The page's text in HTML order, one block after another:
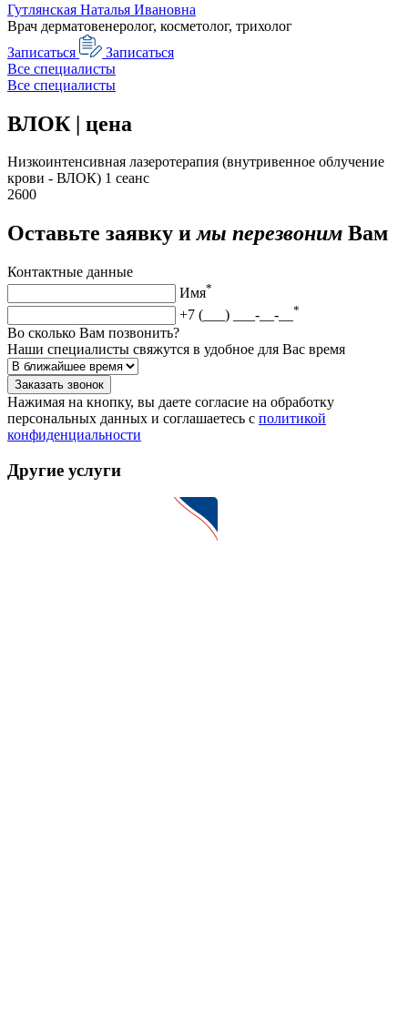
Гутлянская Наталья Ивановна
Врач дерматовенеролог, косметолог, трихолог
Записаться
Записаться
Все специалисты
Все специалисты
ВЛОК | цена
Низкоинтенсивная лазеротерапия (внутривенное облучение
крови - ВЛОК) 1 сеанс
2600
Оставьте заявку имы перезвоним Вам
Контактные данные
Имя*
+7 (___) ___-__-__ *
Во сколько Вам позвонить?
Наши специалисты свяжутся в удобное для Вас время
Заказать звонок
Нажимая на кнопку, вы даете согласие на обработку
персональных данных и соглашаетесь c политикой
конфиденциальности
Другие услуги